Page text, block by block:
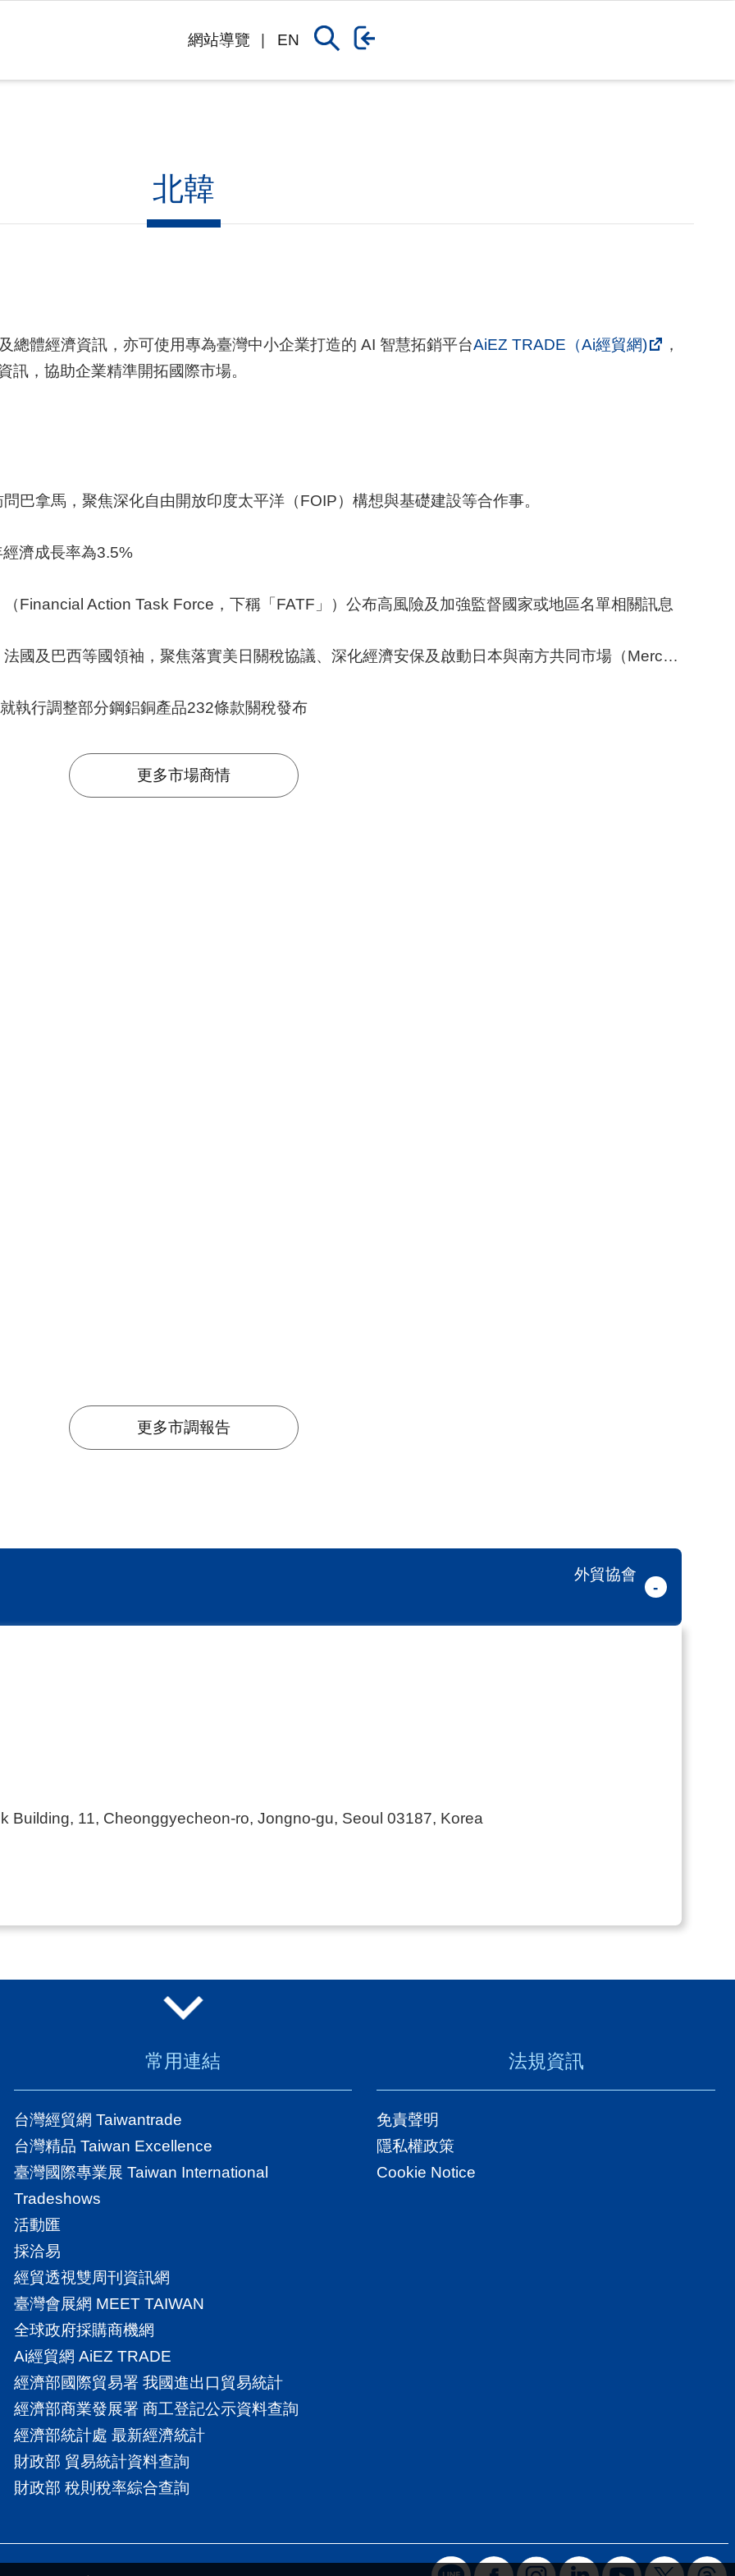
網站導覽 EN
北韓
總體經濟資訊，亦可使用專為臺灣中小企業打造的 AI 智慧拓銷平台AiEZ TRADE（Ai經貿網)
，
，協助企業精準開拓國際市場。
巴拿馬，聚焦深化自由開放印度太平洋（FOIP）構想與基礎建設等合作事。
濟成長率為3.5%
Financial Action Task Force，下稱「FATF」）公布高風險及加強監督國家或地區名單相關訊息
等國領袖，聚焦落實美日關稅協議、深化經濟安保及啟動日本與南方共同市場（Mercosur）經濟夥伴關係協定（EPA）談判
執行調整部分鋼鋁銅產品232條款關稅發布
更多市場商情
更多市調報告
外貿協會
-
Building, 11, Cheonggyecheon-ro, Jongno-gu, Seoul 03187, Korea
常用連結
台灣經貿網 Taiwantrade
台灣精品 Taiwan Excellence
臺灣國際專業展 Taiwan International
Tradeshows
活動匯
採洽易
經貿透視雙周刊資訊網
臺灣會展網 MEET TAIWAN
全球政府採購商機網
Ai經貿網 AiEZ TRADE
經濟部國際貿易署 我國進出口貿易統計
經濟部商業發展署 商工登記公示資料查詢
經濟部統計處 最新經濟統計
財政部 貿易統計資料查詢
財政部 稅則稅率綜合查詢
法規資訊
免責聲明
隱私權政策
Cookie Notice